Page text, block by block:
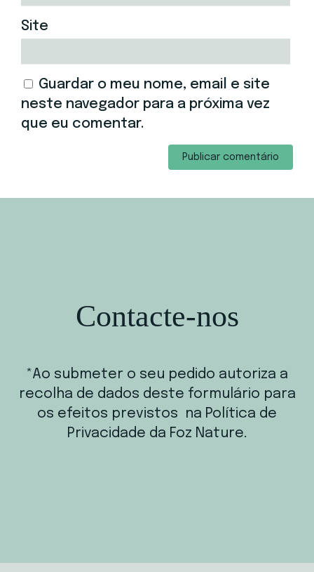
Site
Guardar o meu nome, email e site
neste navegador para a próxima vez
que eu comentar.
Contacte-nos
*Ao submeter o seu pedido autoriza a
recolha de dados deste formulário para
os efeitos previstos na Política de
Privacidade da Foz Nature.